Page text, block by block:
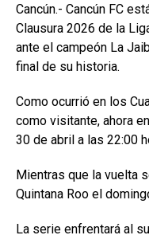
Cancún.- Cancún FC
Clausura 2026 de la
ante el campeón La
final de su historia.
Como ocurrió en los
como visitante, ahora
30 de abril a las 22:00
Mientras que la vuelta
Quintana Roo el
La serie enfrentará al